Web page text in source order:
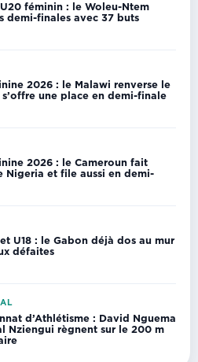
féminin : le Woleu-Ntem
demi-finales avec 37 buts
2026 : le Malawi renverse le
s’offre une place en demi-finale
2026 : le Cameroun fait
Nigeria et file aussi en demi-
U18 : le Gabon déjà dos au mur
défaites
d’Athlétisme : David Nguema
Nziengui règnent sur le 200 m